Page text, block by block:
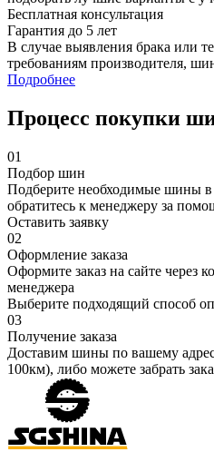
Бесплатная консультация
Гарантия до 5 лет
В случае выявления брака или
требованиям производителя,
Подробнее
Процесс покупки
01
Подбор шин
Подберите необходимые шины в
обратитесь к менеджеру за
Оставить заявку
02
Оформление заказа
Оформите заказ на сайте через
менеджера
Выберите подходящий способ
03
Получение заказа
Доставим шины по вашему
100км), либо можете забрать